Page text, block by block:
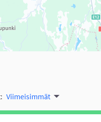
Viimeisimmät